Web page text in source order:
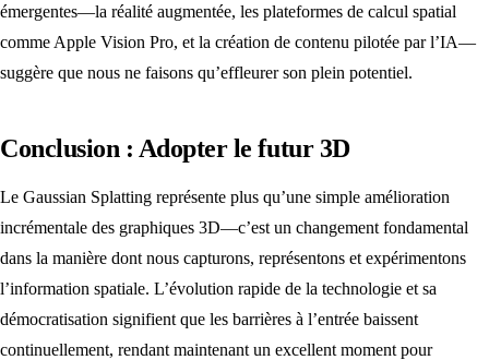
émergentes—la réalité augmentée, les plateformes de calcul spatial
comme Apple Vision Pro, et la création de contenu pilotée par l’IA—
suggère que nous ne faisons qu’effleurer son plein potentiel.
Conclusion : Adopter le futur 3D
Le Gaussian Splatting représente plus qu’une simple amélioration
incrémentale des graphiques 3D—c’est un changement fondamental
dans la manière dont nous capturons, représentons et expérimentons
l’information spatiale. L’évolution rapide de la technologie et sa
démocratisation signifient que les barrières à l’entrée baissent
continuellement, rendant maintenant un excellent moment pour